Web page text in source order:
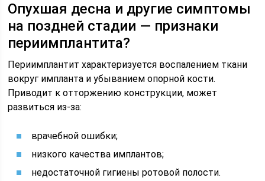
Опухшая десна и другие симптомы
на поздней стадии — признаки
периимплантита?
Периимплантит характеризуется воспалением ткани
вокруг импланта и убыванием опорной кости.
Приводит к отторжению конструкции, может
развиться из-за:
врачебной ошибки;
низкого качества имплантов;
недостаточной гигиены ротовой полости.